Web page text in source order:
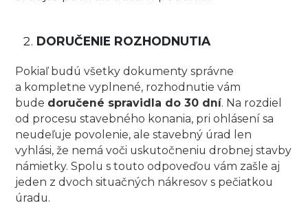
DORUČENIE ROZHODNUTIA
Pokiaľ budú všetky dokumenty správne
a kompletne vyplnené, rozhodnutie vám
bude doručené spravidla do 30 dní. Na rozdiel
od procesu stavebného konania, pri ohlásení sa
neudeľuje povolenie, ale stavebný úrad len
vyhlási, že nemá voči uskutočneniu drobnej stavby
námietky. Spolu s touto odpoveďou vám zašle aj
jeden z dvoch situačných nákresov s pečiatkou
úradu.